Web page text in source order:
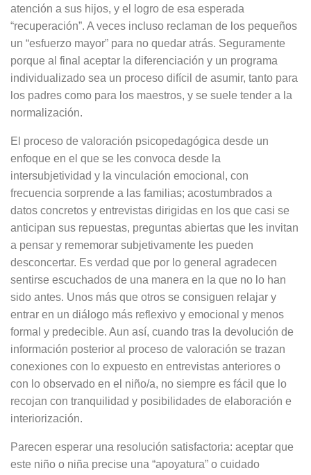
atención a sus hijos, y el logro de esa esperada
“recuperación”. A veces incluso reclaman de los pequeños
un “esfuerzo mayor” para no quedar atrás. Seguramente
porque al final aceptar la diferenciación y un programa
individualizado sea un proceso difícil de asumir, tanto para
los padres como para los maestros, y se suele tender a la
normalización.
El proceso de valoración psicopedagógica desde un
enfoque en el que se les convoca desde la
intersubjetividad y la vinculación emocional, con
frecuencia sorprende a las familias; acostumbrados a
datos concretos y entrevistas dirigidas en los que casi se
anticipan sus repuestas, preguntas abiertas que les invitan
a pensar y rememorar subjetivamente les pueden
desconcertar. Es verdad que por lo general agradecen
sentirse escuchados de una manera en la que no lo han
sido antes. Unos más que otros se consiguen relajar y
entrar en un diálogo más reflexivo y emocional y menos
formal y predecible. Aun así, cuando tras la devolución de
información posterior al proceso de valoración se trazan
conexiones con lo expuesto en entrevistas anteriores o
con lo observado en el niño/a, no siempre es fácil que lo
recojan con tranquilidad y posibilidades de elaboración e
interiorización.
Parecen esperar una resolución satisfactoria: aceptar que
este niño o niña precise una “apoyatura” o cuidado